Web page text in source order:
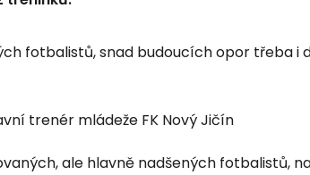
fotbalistů, snad budoucích opor třeba i
trenér mládeže FK Nový Jičín
ale hlavně nadšených fotbalistů,